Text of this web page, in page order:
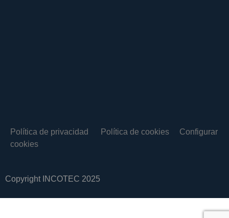
Política de privacidad Política de cookies Configurar
cookies
Copyright INCOTEC 2025